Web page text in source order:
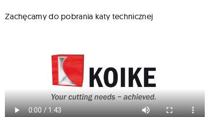
Zachęcamy do pobrania katy technicznej